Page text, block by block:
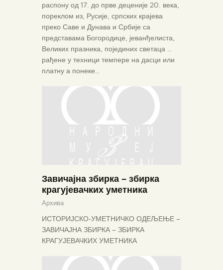
распону од 17. до прве деценије 20. века,
пореклом из, Русије, српских крајева
преко Саве и Дунава и Србије са
представама Богородице, јеванђелиста,
Великих празника, појединих светаца …
рађене у техници темпере на дасци или
платну а понеке…
Завичајна збирка – збирка
крагујевачких уметника
Архива
ИСТОРИЈСКО-УМЕТНИЧКО ОДЕЉЕЊЕ –
ЗАВИЧАЈНА ЗБИРКА – ЗБИРКА
КРАГУЈЕВАЧКИХ УМЕТНИКА